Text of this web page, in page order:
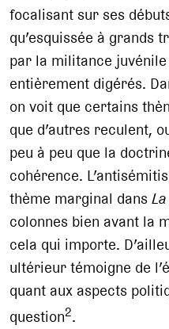
focalisant sur ses
qu’esquissée à grands
par la militance
entièrement digérés.
on voit que certains
que d’autres reculent,
peu à peu que la
cohérence.
thème marginal dans
colonnes bien avant la
cela qui importe.
ultérieur témoigne de
quant aux aspects
question2.